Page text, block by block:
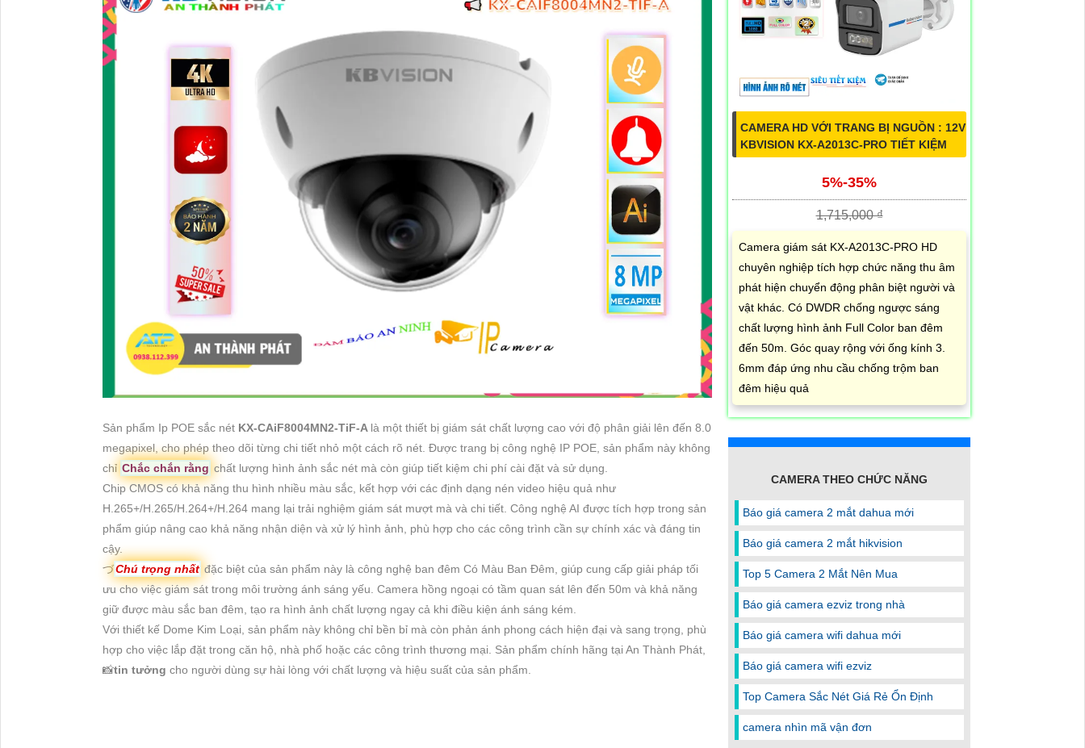
Sản phẩm Ip POE sắc nét KX-CAiF8004MN2-TiF-A là một thiết bị giám sát chất lượng cao với độ phân giải lên đến 8.0
megapixel, cho phép theo dõi từng chi tiết nhỏ một cách rõ nét. Được trang bị công nghệ IP POE, sản phẩm này không
chỉ Chắc chắn rằng chất lượng hình ảnh sắc nét mà còn giúp tiết kiệm chi phí cài đặt và sử dụng.
Chip CMOS có khả năng thu hình nhiều màu sắc, kết hợp với các định dạng nén video hiệu quả như
H.265+/H.265/H.264+/H.264 mang lại trải nghiệm giám sát mượt mà và chi tiết. Công nghệ AI được tích hợp trong sản
phẩm giúp nâng cao khả năng nhận diện và xử lý hình ảnh, phù hợp cho các công trình cần sự chính xác và đáng tin
cậy.
づChú trọng nhất đặc biệt của sản phẩm này là công nghệ ban đêm Có Màu Ban Đêm, giúp cung cấp giải pháp tối
ưu cho việc giám sát trong môi trường ánh sáng yếu. Camera hồng ngoại có tầm quan sát lên đến 50m và khả năng
giữ được màu sắc ban đêm, tạo ra hình ảnh chất lượng ngay cả khi điều kiện ánh sáng kém.
Với thiết kế Dome Kim Loại, sản phẩm này không chỉ bền bỉ mà còn phản ánh phong cách hiện đại và sang trọng, phù
hợp cho việc lắp đặt trong căn hộ, nhà phố hoặc các công trình thương mại. Sản phẩm chính hãng tại An Thành Phát,
📸tin tưởng cho người dùng sự hài lòng với chất lượng và hiệu suất của sản phẩm.
CAMERA HD VỚI TRANG BỊ NGUỒN : 12V
KBVISION KX-A2013C-PRO TIẾT KIỆM
5%-35%
1,715,000 ₫
Camera giám sát KX-A2013C-PRO HD
chuyên nghiệp tích hợp chức năng thu âm
phát hiện chuyển động phân biệt người và
vật khác. Có DWDR chống ngược sáng
chất lượng hình ảnh Full Color ban đêm
đến 50m. Góc quay rộng với ống kính 3.
6mm đáp ứng nhu cầu chống trộm ban
đêm hiệu quả
CAMERA THEO CHỨC NĂNG
Báo giá camera 2 mắt dahua mới
Báo giá camera 2 mắt hikvision
Top 5 Camera 2 Mắt Nên Mua
Báo giá camera ezviz trong nhà
Báo giá camera wifi dahua mới
Báo giá camera wifi ezviz
Top Camera Sắc Nét Giá Rẻ Ổn Định
camera nhìn mã vận đơn